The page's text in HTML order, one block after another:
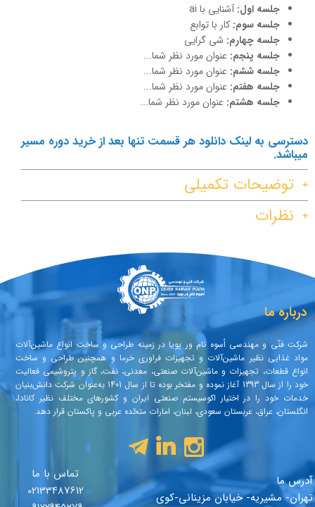
جلسه اول:آشنایی با ai
جلسه سوم: کار با توابع
جلسه چهارم: شی گرایی
جلسه پنجم: عنوان مورد نظر شما...
جلسه ششم: عنوان مورد نظر شما...
جلسه هفتم: عنوان مورد نظر شما...
جلسه هشتم: عنوان مورد نظر شما...
دسترسی به لینک دانلود هر قسمت تنها بعد از خرید دوره مسیر
میباشد.
توضیحات تکمیلی
نظرات
تماس با ما
02133487612
آدرس ما
تهران- مشیریه- خیابان مزینانی-کوی
درباره ما
شرکت فنّی و مهندسی اُسوه نام ور پویا در زمینه طراحی و ساخت انواع ماشین‌آلات
مواد غذایی نظیر ماشین‌آلات و تجهیزات فراوری خرما و همچنین طراحی و ساخت
انواع قطعات، تجهیزات و ماشین‌آلات صنعتی، معدنی، نفت، گاز و پتروشیمی فعالیت
خود را از سال 1393 آغاز نموده و مفتخر بوده تا از سال 1401 به‌عنوان شرکت دانش‌بنیان
خدمات خود را در اختیار اکوسیستم صنعتی ایران و کشورهای مختلف نظیر کانادا،
انگلستان، عراق، عربستان سعودی، لبنان، امارات متحّده عربی و پاکستان قرار دهد.